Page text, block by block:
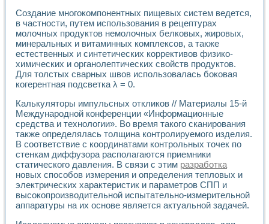
Использование технологий NATIONAL INSTRUMENTS
Оборудование для промышленной термотрансферной
Автоматизация реометрических исследований на базе
Применение измерителя иммитанса для исследова¬ния
Исследование электромагнитных переходных процессов
Стенд для исследования электрических переходных
Автоматизация контроля сварных швов на базе
Моделирование надежности и эффективности систем
Лабораторные практикумы и учебные стенды
Автоматизация лабораторного стенда по измерению
Автоматизированные лабораторные комплексы для
Виртуальный прибор для исследования нелинейных
Использование виртуальных приборов в процесе
Использование программ ELECTRONICS WORKBENCH-
Лабораторный практикум по дисциплине «Цифровые
Лабораторный практикум по ИНС на основе LabVIEW
Лабораторный практикум по основам теории коммутации
Создание многокомпонентных пищевых систем ведется,
в частности, путем использования в рецептурах
молочных продуктов немолочных белковых, жировых,
минеральных и витаминных комплексов, а также
естественных и синтетических коррективов физико-
химических и органолептических свойств продуктов.
Для толстых сварных швов использовалась боковая
когерентная подсветка λ = 0.
Калькуляторы импульсных откликов // Материалы 15-й
Международной конференции «Информационные
средства и технологии». Во время такого сканирования
также определялась толщина контролируемого изделия.
В соответствие с координатами контрольных точек по
стенкам диффузора располагаются приемники
статического давления. В связи с этим разработка
новых способов измерения и определения тепловых и
электрических характеристик и параметров СПП и
высокопроизводительной испытательно-измерительной
аппаратуры на их основе является актуальной задачей.